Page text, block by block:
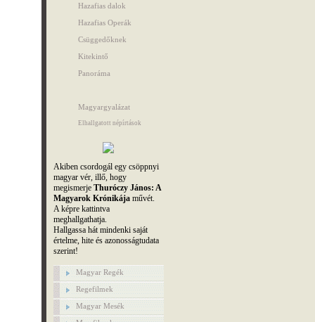
Hazafias dalok
Hazafias Operák
Csüggedőknek
Kitekintő
Panoráma
Magyargyalázat
Elhallgatott népírtások
Akiben csordogál egy csöppnyi
magyar vér, illő, hogy
megismerje Thuróczy János: A
Magyarok Krónikájaművét.
A képre kattintva
meghallgathatja.
Hallgassa hát mindenki saját
értelme, hite és azonosságtudata
szerint!
Magyar Regék
Regefilmek
Magyar Mesék